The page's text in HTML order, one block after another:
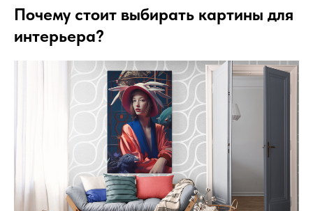
Почему стоит выбирать картины для
интерьера?